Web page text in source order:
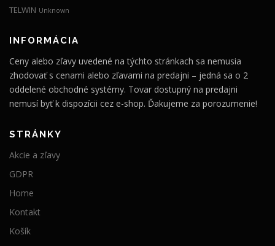
TELWIN Unknown
INFORMÁCIA
Ceny alebo zľavy uvedené na týchto stránkach sa nemusia
zhodovať s cenami alebo zľavami na predajni – jedná sa o 2
oddelené obchodné systémy. Tovar dostupný na predajni
nemusí byť k dispozícii cez e-shop. Ďakujeme za porozumenie!
STRÁNKY
Akcie a zľavy
GDPR
Home
Kontakt
Košík